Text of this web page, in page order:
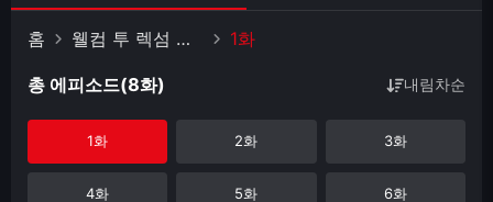
홈 웰컴 투 렉섬 시즌5 1화
총 에피소드(8화) 내림차순
1화 2화 3화
4화 5화 6화